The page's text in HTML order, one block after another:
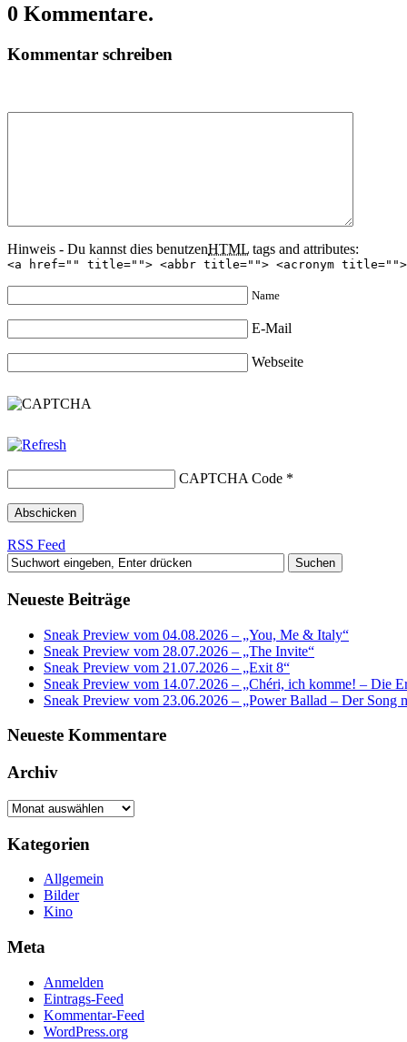
0 Kommentare.
Kommentar schreiben
Hinweis - Du kannst dies benutzenHTML tags and attributes:
<a href="" title=""> <abbr title=""> <acronym title="">
Name
E-Mail
Webseite
CAPTCHA Code *
RSS Feed
Neueste Beiträge
Sneak Preview vom 04.08.2026 – „You, Me & Italy“
Sneak Preview vom 28.07.2026 – „The Invite“
Sneak Preview vom 21.07.2026 – „Exit 8“
Sneak Preview vom 14.07.2026 – „Chéri, ich komme! – Die
Sneak Preview vom 23.06.2026 – „Power Ballad – Der Song
Neueste Kommentare
Archiv
Archiv
Kategorien
Allgemein
Bilder
Kino
Meta
Anmelden
Eintrags-Feed
Kommentar-Feed
WordPress.org